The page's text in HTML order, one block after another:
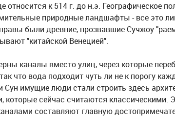
относится к 514 г. до н.э. Географическое
природные ландшафты - все это
были древние, прозвавшие Сучжоу
"китайской Венецией".
каналы вместо улиц, через которые
что вода подходит чуть ли не к порогу
Сун имущие люди стали строить здесь
которые сейчас считаются классическими.
составляют главную